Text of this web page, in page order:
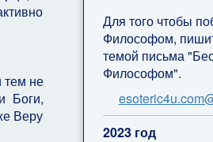
тем не
Боги,
Веру
Для того чтобы
Философом,
темой письма
Философом".
2023 год